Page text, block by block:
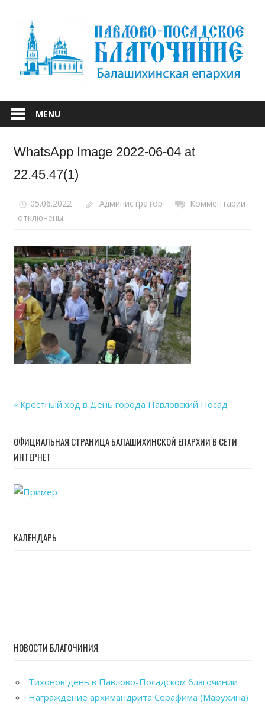
content
ПАВЛОВО-
ПОСАДСКОЕ
MENU
WhatsApp Image 2022-06-04 at
22.45.47(1)
05.06.2022 Администратор Комментарии
отключены
по
записям
Previous
Крестный ход в День города Павловский Посад
ОФИЦИАЛЬНАЯ СТРАНИЦА БАЛАШИХИНСКОЙ ЕПАРХИИ В СЕТИ
ИНТЕРНЕТ
КАЛЕНДАРЬ
НОВОСТИ БЛАГОЧИНИЯ
Тихонов день в Павлово-Посадском благочинии
Награждение архимандрита Серафима (Марухина)